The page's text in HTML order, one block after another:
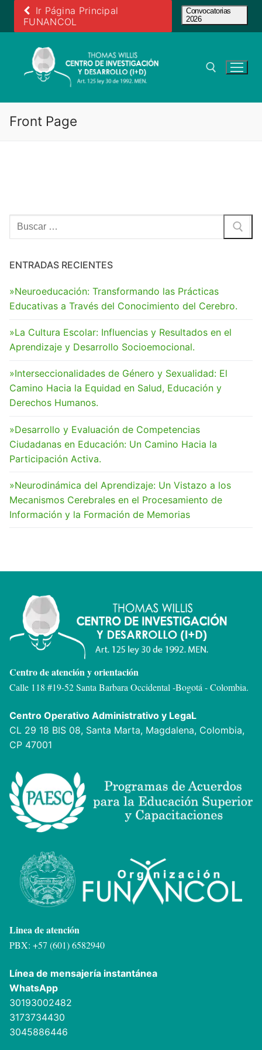
contenido
Ir Página Principal
FUNANCOL
Convocatorias
2026
Front Page
Buscar:
ENTRADAS RECIENTES
»Neuroeducación: Transformando las Prácticas
Educativas a Través del Conocimiento del Cerebro.
»La Cultura Escolar: Influencias y Resultados en el
Aprendizaje y Desarrollo Socioemocional.
»Interseccionalidades de Género y Sexualidad: El
Camino Hacia la Equidad en Salud, Educación y
Derechos Humanos.
»Desarrollo y Evaluación de Competencias
Ciudadanas en Educación: Un Camino Hacia la
Participación Activa.
»Neurodinámica del Aprendizaje: Un Vistazo a los
Mecanismos Cerebrales en el Procesamiento de
Información y la Formación de Memorias
Centro de atención y orientación
Calle 118 #19-52 Santa Barbara Occidental -Bogotá - Colombia.
Centro Operativo Administrativo y LegaL
CL 29 18 BIS 08, Santa Marta, Magdalena, Colombia,
CP 47001
Linea de atención
PBX: +57 (601) 6582940
Línea de mensajería instantánea
WhatsApp
30193002482
3173734430
3045886446